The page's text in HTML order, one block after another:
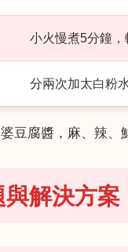
小火慢煮5分鐘，
分兩次加太白粉
豆腐醬，麻、辣、
解決方案